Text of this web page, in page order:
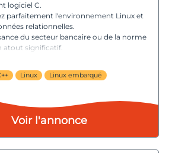
logiciel C.
parfaitement l'environnement Linux et
relationnelles.
du secteur bancaire ou de la norme
atout significatif.
Linux Linux embarqué
Voir l'annonce